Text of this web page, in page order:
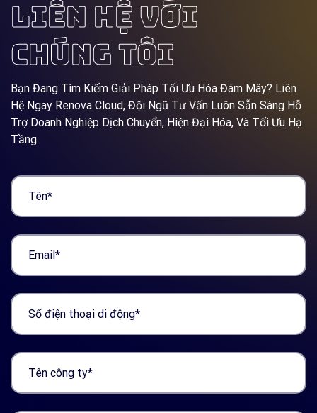
LIÊN HỆ VỚI
CHÚNG TÔI
Bạn Đang Tìm Kiếm Giải Pháp Tối Ưu Hóa Đám Mây? Liên
Hệ Ngay Renova Cloud, Đội Ngũ Tư Vấn Luôn Sẵn Sàng Hỗ
Trợ Doanh Nghiệp Dịch Chuyển, Hiện Đại Hóa, Và Tối Ưu Hạ
Tầng.